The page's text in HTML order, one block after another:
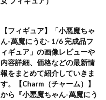
【フィギュア】「小悪魔ちゃ
ん-萬魔にうむ- 1/6 完成品フ
ィギュア」の画像レビューや
内容詳細、価格などの最新情
報をまとめて紹介していきま
す。【Charm（チャーム）】
から『小悪魔ちゃん-萬魔にう